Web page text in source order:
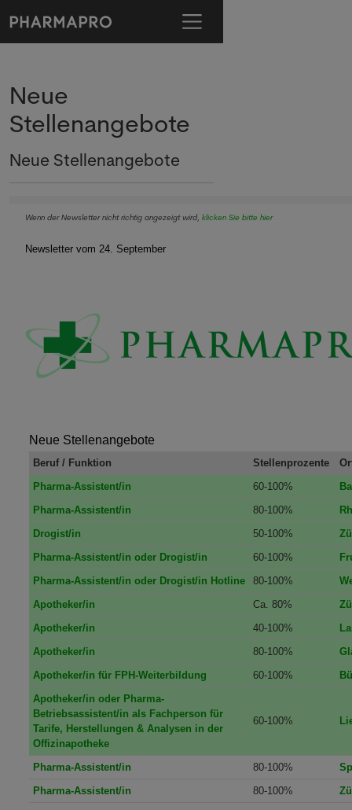
Neue
Stellenangebote
Neue Stellenangebote
Wenn der Newsletter nicht richtig angezeigt wird, klicken Sie bitte hier
Newsletter vom 24. September
Neue Stellenangebote
Beruf / Funktion Stellenprozente
Pharma-Assistent/in
60-100%
Pharma-Assistent/in
80-100%
Drogist/in
50-100%
Pharma-Assistent/in oder Drogist/in
60-100%
Pharma-Assistent/in oder Drogist/in Hotline
80-100%
Apotheker/in
Ca. 80%
Apotheker/in
40-100%
Apotheker/in
80-100%
Apotheker/in für FPH-Weiterbildung
60-100%
Apotheker/in oder Pharma-
Betriebsassistent/in als Fachperson für
Tarife, Herstellungen & Analysen in der
Offizinapotheke
60-100%
Pharma-Assistent/in 80-100%
Pharma-Assistent/in
80-100%